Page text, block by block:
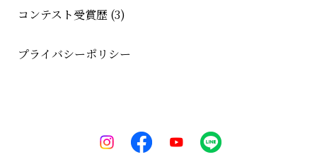
コンテスト受賞歴 (3)
プライバシーポリシー